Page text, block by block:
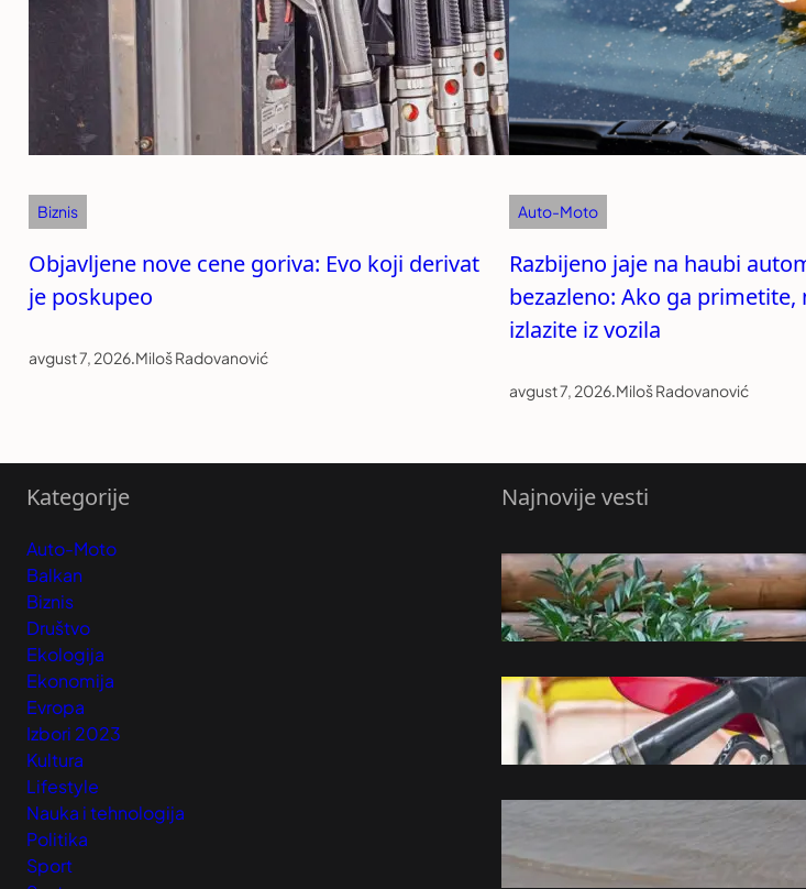
Biznis
Objavljene nove cene goriva: Evo koji derivat
je poskupeo
avgust 7, 2026.Miloš Radovanović
Auto-Moto
Razbijeno jaje na haubi
bezazleno: Ako ga primetite,
izlazite iz vozila
avgust 7, 2026.Miloš Radovanović
Kategorije
Auto-Moto
Balkan
Biznis
Društvo
Ekologija
Ekonomija
Evropa
Izbori 2023
Kultura
Lifestyle
Nauka i tehnologija
Politika
Sport
Najnovije vesti
Vučić priredio
avgust 8, 2026
Vlada Srbije
Važiće do 16.
avgust 8, 2026
Nizak vodostaj
kod Iloka